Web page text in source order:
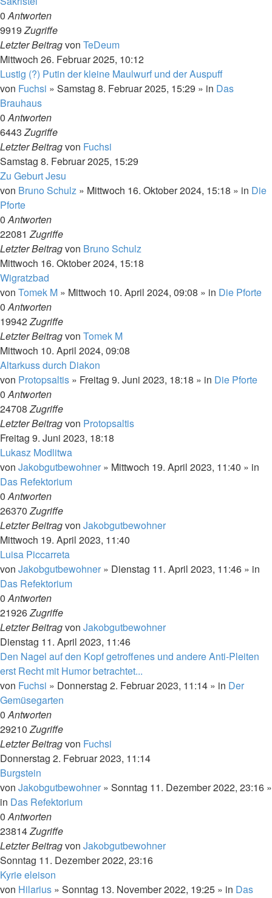
0Antworten
9919Zugriffe
Letzter Beitragvon TeDeum
Mittwoch 26. Februar 2025, 10:12
Lustig (?) Putin der kleine Maulwurf und der Auspuff
von Fuchsi » Samstag 8. Februar 2025, 15:29 » in Das
Brauhaus
0Antworten
6443Zugriffe
Letzter Beitragvon Fuchsi
Samstag 8. Februar 2025, 15:29
Zu Geburt Jesu
von Bruno Schulz » Mittwoch 16. Oktober 2024, 15:18 » in Die
Pforte
0Antworten
22081Zugriffe
Letzter Beitragvon Bruno Schulz
Mittwoch 16. Oktober 2024, 15:18
Wigratzbad
von Tomek M » Mittwoch 10. April 2024, 09:08 » in Die Pforte
0Antworten
19942Zugriffe
Letzter Beitragvon Tomek M
Mittwoch 10. April 2024, 09:08
Altarkuss durch Diakon
von Protopsaltis » Freitag 9. Juni 2023, 18:18 » in Die Pforte
0Antworten
24708Zugriffe
Letzter Beitragvon Protopsaltis
Freitag 9. Juni 2023, 18:18
Lukasz Modlitwa
von Jakobgutbewohner » Mittwoch 19. April 2023, 11:40 » in
Das Refektorium
0Antworten
26370Zugriffe
Letzter Beitragvon Jakobgutbewohner
Mittwoch 19. April 2023, 11:40
Luisa Piccarreta
von Jakobgutbewohner » Dienstag 11. April 2023, 11:46 » in
Das Refektorium
0Antworten
21926Zugriffe
Letzter Beitragvon Jakobgutbewohner
Dienstag 11. April 2023, 11:46
Den Nagel auf den Kopf getroffenes und andere Anti-Pleiten
erst Recht mit Humor betrachtet...
von Fuchsi » Donnerstag 2. Februar 2023, 11:14 » in Der
Gemüsegarten
0Antworten
29210Zugriffe
Letzter Beitragvon Fuchsi
Donnerstag 2. Februar 2023, 11:14
Burgstein
von Jakobgutbewohner » Sonntag 11. Dezember 2022, 23:16 »
in Das Refektorium
0Antworten
23814Zugriffe
Letzter Beitragvon Jakobgutbewohner
Sonntag 11. Dezember 2022, 23:16
Kyrie eleison
von Hilarius » Sonntag 13. November 2022, 19:25 » in Das